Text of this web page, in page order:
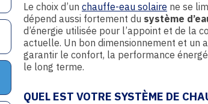
Le choix d’un chauffe-eau solaire ne se
dépend aussi fortement du système
d’énergie utilisée pour l’appoint et de la
actuelle. Un bon dimensionnement et un
garantir le confort, la performance
le long terme.
QUEL EST VOTRE SYSTÈME DE